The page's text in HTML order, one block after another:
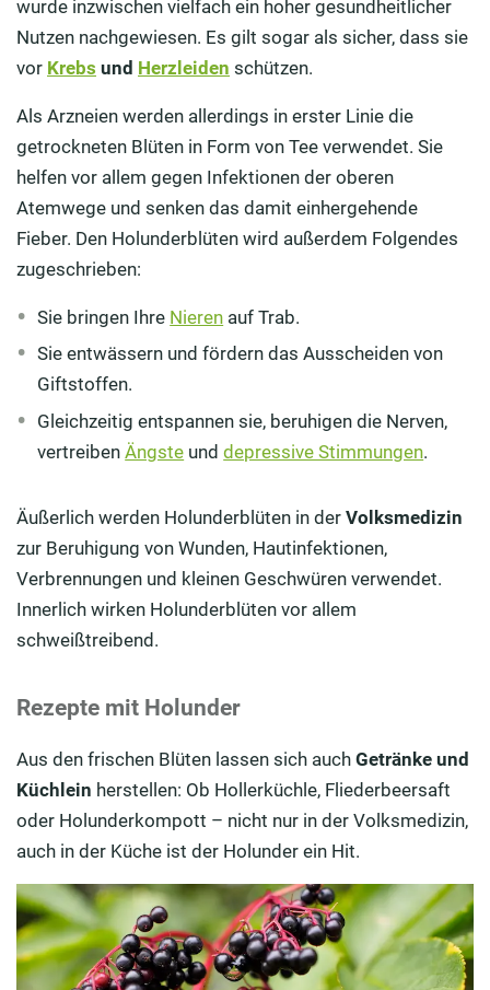
wurde inzwischen vielfach ein hoher gesundheitlicher
Nutzen nachgewiesen. Es gilt sogar als sicher, dass sie
vor Krebs und Herzleiden schützen.
Als Arzneien werden allerdings in erster Linie die
getrockneten Blüten in Form von Tee verwendet. Sie
helfen vor allem gegen Infektionen der oberen
Atemwege und senken das damit einhergehende
Fieber. Den Holunderblüten wird außerdem Folgendes
zugeschrieben:
Sie bringen Ihre Nieren auf Trab.
Sie entwässern und fördern das Ausscheiden von
Giftstoffen.
Gleichzeitig entspannen sie, beruhigen die Nerven,
vertreibenÄngste unddepressive Stimmungen.
Äußerlich werden Holunderblüten in der Volksmedizin
zur Beruhigung von Wunden, Hautinfektionen,
Verbrennungen und kleinen Geschwüren verwendet.
Innerlich wirken Holunderblüten vor allem
schweißtreibend.
Rezepte mit Holunder
Aus den frischen Blüten lassen sich auch Getränke und
Küchlein herstellen: Ob Hollerküchle, Fliederbeersaft
oder Holunderkompott – nicht nur in der Volksmedizin,
auch in der Küche ist der Holunder ein Hit.